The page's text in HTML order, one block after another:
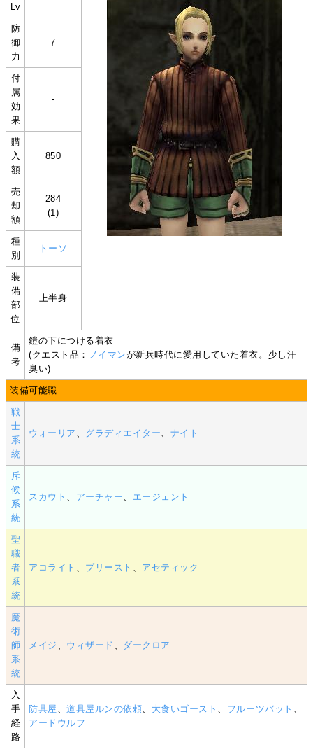
Lv
防
御
力
7
付
属
効
果
-
購
入
額
850
売
却
額
284
(1)
種
別
トーソ
装
備
部
位
上半身
備
考
鎧の下につける着衣
(クエスト品：
ノイマンが新兵時代に愛用していた着衣。少し汗
臭い)
装備可能職
戦
士
系
統
ウォーリア グラディエイター ナイト
斥
候
系
統
スカウト アーチャー エージェント
聖
職
者
系
統
アコライト プリースト アセティック
魔
術
師
系
統
メイジ ウィザード ダークロア
入
手
経
路
防具屋 、道具屋ルンの依頼 大食いゴースト フルーツバット
アードウルフ